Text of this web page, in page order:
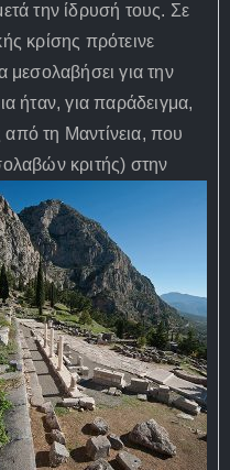
μετά την ίδρυσή τους. Σε
κρίσης πρότεινε
μεσολαβήσει για την
ήταν, για παράδειγμα,
τη Μαντίνεια, που
κριτής) στην